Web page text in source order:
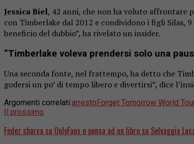
Jessica Biel, 42 anni, che non ha voluto affrontare
con Timberlake dal 2012 e condividono i figli Silas,
beneficio del dubbio”, ha rivelato un insider.
“Timberlake voleva prendersi solo una
Una seconda fonte, nel frattempo, ha detto che
godersi un po’ di tempo libero e divertirsi”, dice
Argomenti correlati:arresto Forget Tomorrow World
Il prossimo
Fedez sbarca su OnlyFans e pensa ad un libro su Selvaggia